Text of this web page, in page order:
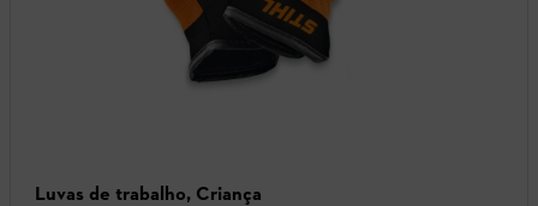
Luvas de trabalho, Criança